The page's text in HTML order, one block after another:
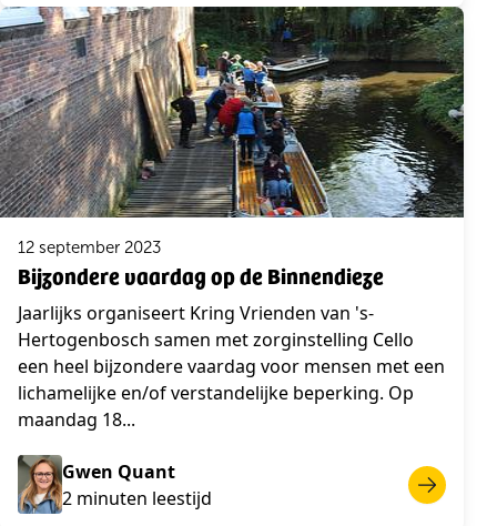
12 september 2023
Bijzondere vaardag op de Binnendieze
Jaarlijks organiseert Kring Vrienden van 's-
Hertogenbosch samen met zorginstelling Cello
een heel bijzondere vaardag voor mensen met een
lichamelijke en/of verstandelijke beperking. Op
maandag 18...
Gwen Quant
2 minuten leestijd